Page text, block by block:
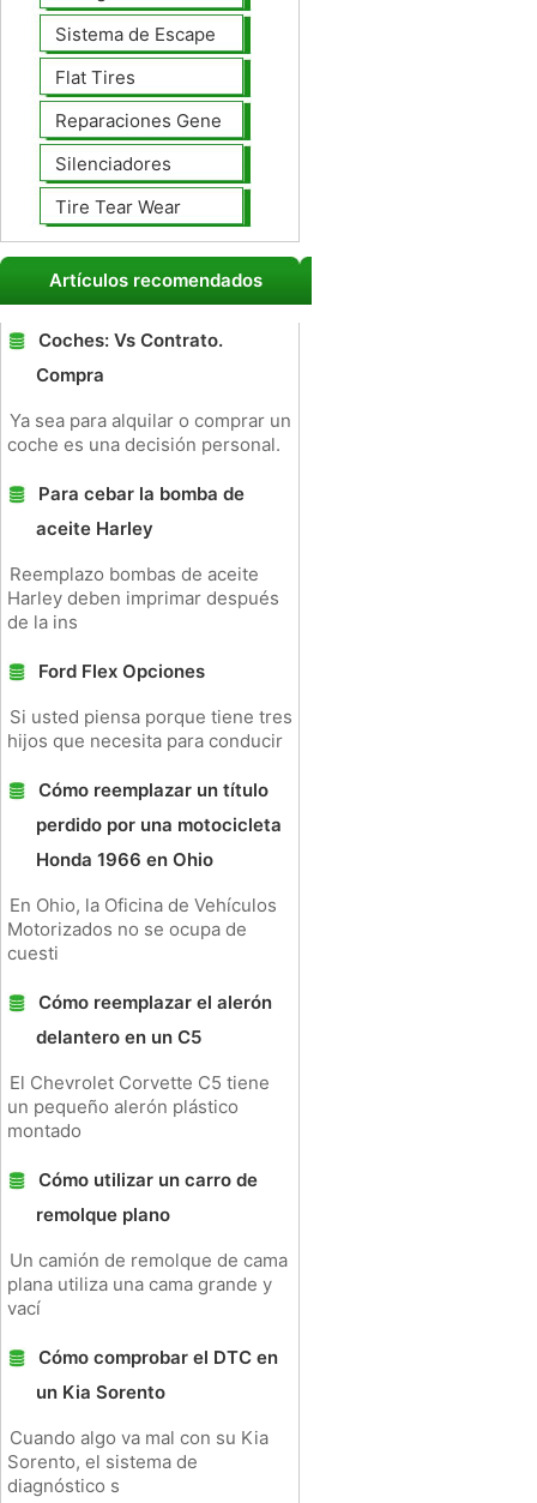
Sistema de Escape
Flat Tires
Reparaciones Generales
Silenciadores
Tire Tear Wear
Artículos recomendados
Coches: Vs Contrato.
Compra
Ya sea para alquilar o comprar un
coche es una decisión personal.
Para cebar la bomba de
aceite Harley
Reemplazo bombas de aceite
Harley deben imprimar después
de la ins
Ford Flex Opciones
Si usted piensa porque tiene tres
hijos que necesita para conducir
Cómo reemplazar un título
perdido por una motocicleta
Honda 1966 en Ohio
En Ohio, la Oficina de Vehículos
Motorizados no se ocupa de
cuesti
Cómo reemplazar el alerón
delantero en un C5
El Chevrolet Corvette C5 tiene
un pequeño alerón plástico
montado
Cómo utilizar un carro de
remolque plano
Un camión de remolque de cama
plana utiliza una cama grande y
vací
Cómo comprobar el DTC en
un Kia Sorento
Cuando algo va mal con su Kia
Sorento, el sistema de
diagnóstico s